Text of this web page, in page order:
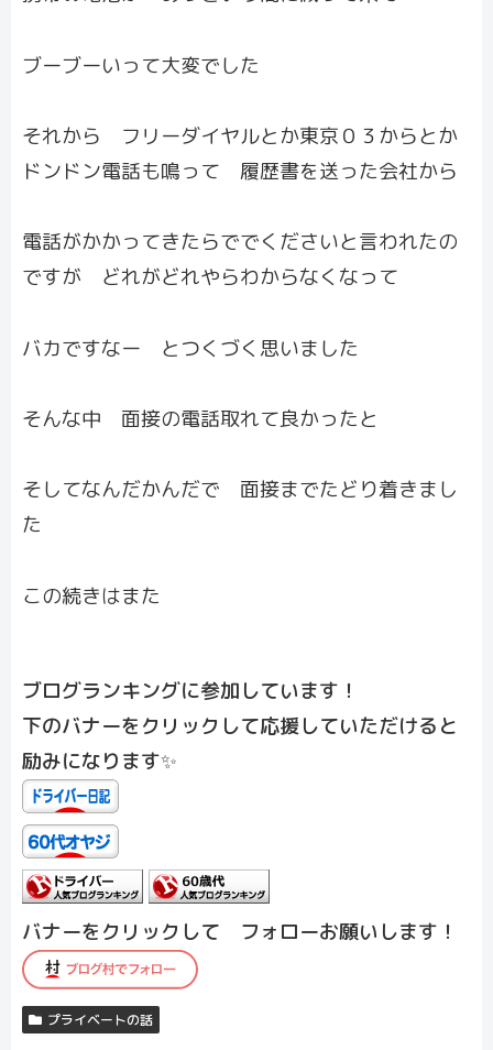
ブーブーいって大変でした
それから フリーダイヤルとか東京０３からとか
ドンドン電話も鳴って 履歴書を送った会社から
電話がかかってきたらででくださいと言われたの
ですが どれがどれやらわからなくなって
バカですなー とつくづく思いました
そんな中 面接の電話取れて良かったと
そしてなんだかんだで 面接までたどり着きまし
た
この続きはまた
ブログランキングに参加しています！
下のバナーをクリックして応援していただけると
励みになります✨
バナーをクリックして フォローお願いします！
プライベートの話